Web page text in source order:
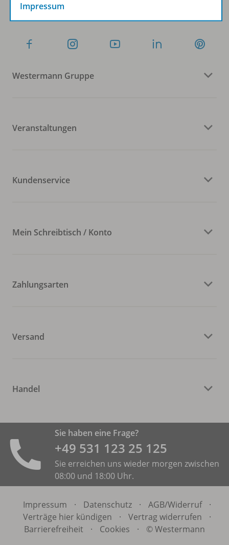
Westermann Gruppe
Veranstaltungen
Kundenservice
Mein Schreibtisch / Konto
Zahlungsarten
Versand
Handel
Sie haben eine Frage?
+49 531 ­123 25 125
Sie erreichen uns wieder morgen zwischen
08:00 und 18:00 Uhr.
Impressum · Datenschutz · AGB/Widerruf
·
Verträge hier kündigen
· Vertrag widerrufen
·
Barrierefreiheit
· Cookies · © Westermann
Impressum